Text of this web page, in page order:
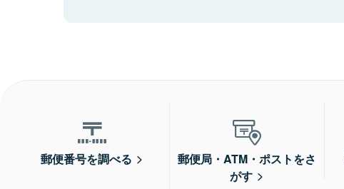
郵便番号を調べる
郵便局・ATM・ポストをさ
がす